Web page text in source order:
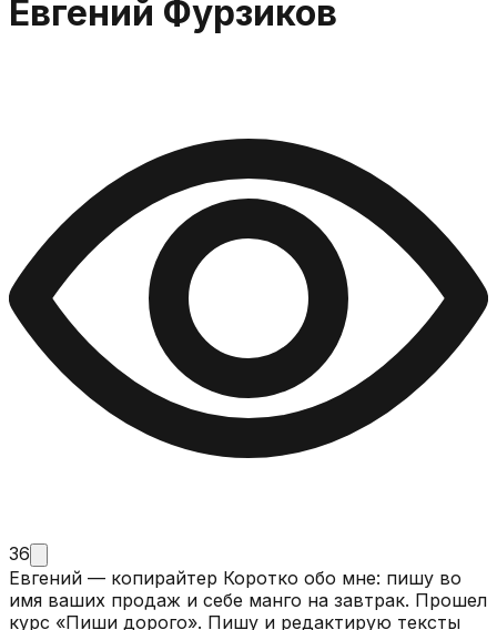
Евгений Фурзиков
36
Евгений — копирайтер Коротко обо мне: пишу во
имя ваших продаж и себе манго на завтрак. Прошел
курс «Пиши дорого». Пишу и редактирую тексты